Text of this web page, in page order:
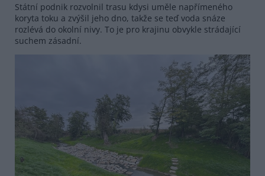
Státní podnik rozvolnil trasu kdysi uměle napřímeného
koryta toku a zvýšil jeho dno, takže se teď voda snáze
rozlévá do okolní nivy. To je pro krajinu obvykle strádající
suchem zásadní.